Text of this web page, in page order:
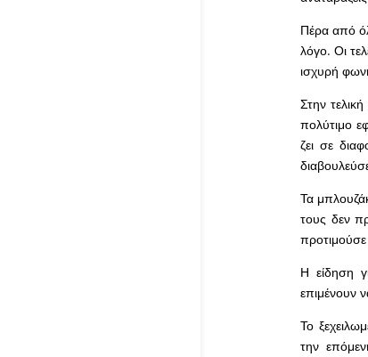
Πέρα από
λόγο. Οι
ισχυρή
Στην
πολύτιμο
ζει σε
Τα
τους δεν
Η είδηση
επιμένουν
Το
την